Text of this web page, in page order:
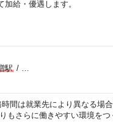
給・優遇します。
駅/
間は就業先により異なる場
もさらに働きやすい環境を